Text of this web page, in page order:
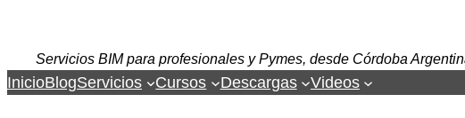
contenido
Servicios BIM para profesionales y Pymes, desde Córdoba
InicioBlogServicios Cursos Descargas Videos